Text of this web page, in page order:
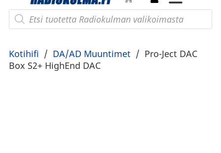
Kotihifi / DA/AD Muuntimet / Pro-Ject DAC
Box S2+ HighEnd DAC